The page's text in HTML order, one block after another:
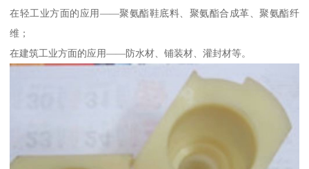
在轻工业方面的应用——聚氨酯鞋底料、聚氨酯合成革、聚氨酯纤
维；
在建筑工业方面的应用——防水材、铺装材、灌封材等。